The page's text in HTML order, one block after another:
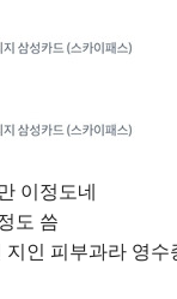
이정도네
도 씀
인 피부과라 영